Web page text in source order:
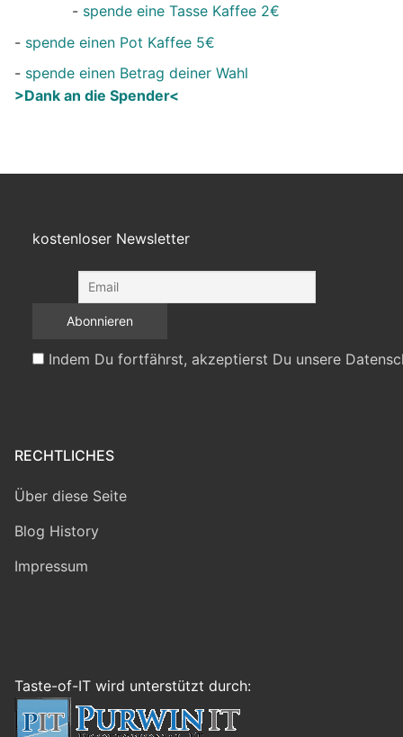
- spende eine Tasse Kaffee 2€
- spende einen Pot Kaffee 5€
- spende einen Betrag deiner Wahl
>Dank an die Spender<
kostenloser Newsletter
Indem Du fortfährst, akzeptierst Du unsere
RECHTLICHES
Über diese Seite
Blog History
Impressum
Taste-of-IT wird unterstützt durch: